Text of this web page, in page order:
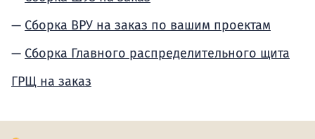
Сборка ВРУ на заказ по вашим проектам
Сборка Главного распределительного щита
ГРЩ на заказ